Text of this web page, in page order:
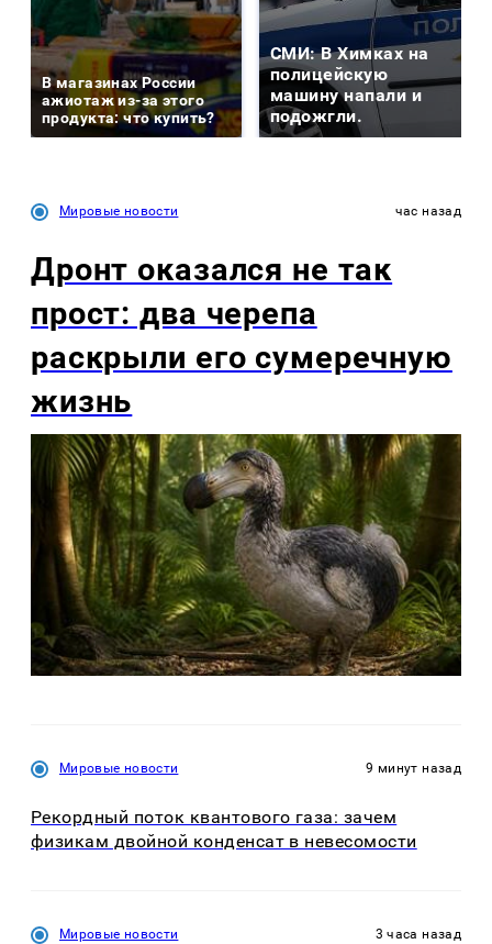
В магазинах России
ажиотаж из-за этого
продукта: что купить?
СМИ: В Химках на
полицейскую
машину напали и
подожгли.
Мировые новости час назад
Дронт оказался не так
прост: два черепа
раскрыли его сумеречную
жизнь
Мировые новости 9 минут назад
Рекордный поток квантового газа: зачем
физикам двойной конденсат в невесомости
Мировые новости 3 часа назад